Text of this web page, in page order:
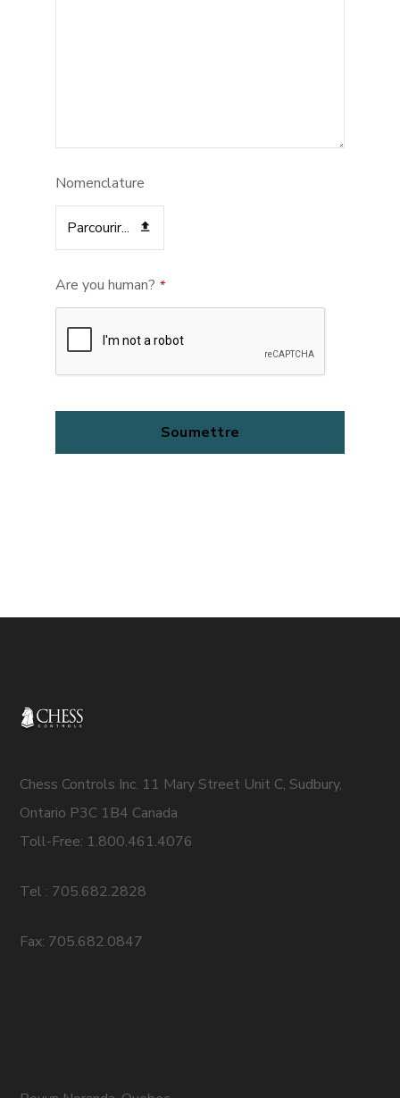
Nomenclature
Parcourir...
Are you human? *
Your
Soumettre
Chess Controls Inc. 11 Mary Street Unit C, Sudbury,
Ontario P3C 1B4 Canada
Toll-Free: 1.800.461.4076
Tel : 705.682.2828
Fax: 705.682.0847